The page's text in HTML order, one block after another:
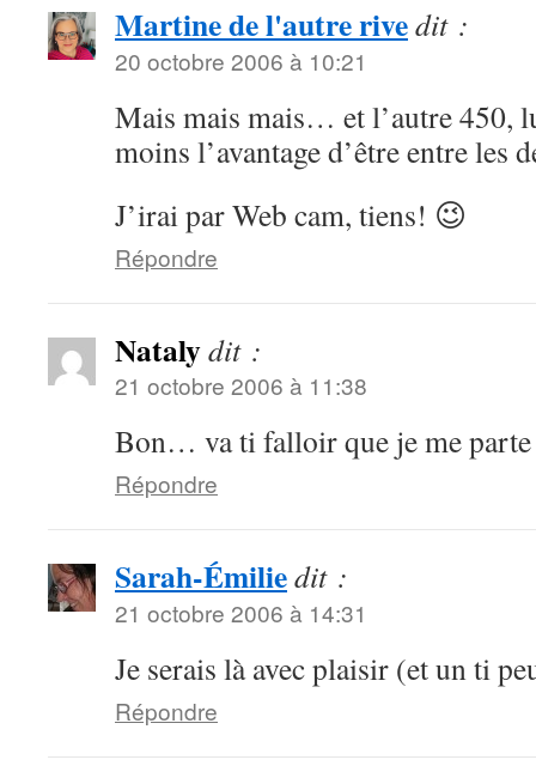
Martine de l'autre rivedit :
20 octobre 2006 à 10:21
Mais mais mais… et l’autre 450,
moins l’avantage d’être entre les
J’irai par Web cam, tiens! 😉
Répondre
Natalydit :
21 octobre 2006 à 11:38
Bon… va ti falloir que je me
Répondre
Sarah-Émiliedit :
21 octobre 2006 à 14:31
Je serais là avec plaisir (et un ti
Répondre